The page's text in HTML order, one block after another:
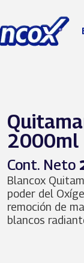
2000ml
Cont. Neto
Blancox
poder del
remoción de
blancos